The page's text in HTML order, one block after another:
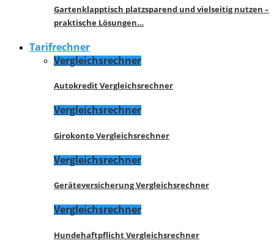
Gartenklapptisch platzsparend und vielseitig nutzen –
praktische Lösungen…
Tarifrechner
Vergleichsrechner
Autokredit Vergleichsrechner
Vergleichsrechner
Girokonto Vergleichsrechner
Vergleichsrechner
Geräteversicherung Vergleichsrechner
Vergleichsrechner
Hundehaftpflicht Vergleichsrechner